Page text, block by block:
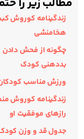
مطالب زیر را
زندگینامه کوروش
هخامنشی
چگونه از فحش دادن
بددهنی کودک
ورزش مناسب
زندگینامه کوروش
رازهای موفقیت او
جدول قد و وزن